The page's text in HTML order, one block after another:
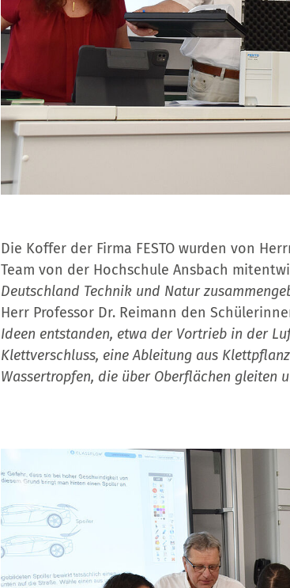
Die Koffer der Firma FESTO wurden von
Team von der Hochschule Ansbach
Deutschland Technik und Natur
Herr Professor Dr. Reimann den
Ideen entstanden, etwa der Vortrieb in der
Klettverschluss, eine Ableitung aus
Wassertropfen, die über Oberflächen gleiten